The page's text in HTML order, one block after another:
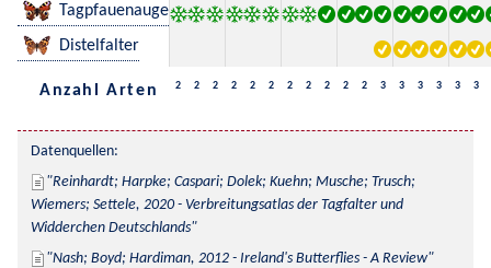
Tagpfauenauge
Distelfalter
Anzahl Arten 2 2 2 2 2 2 2 2 2 2 2 3 3 3 3 3 3
Datenquellen:
Reinhardt; Harpke; Caspari; Dolek; Kuehn; Musche; Trusch;
Wiemers; Settele, 2020 - Verbreitungsatlas der Tagfalter und
Widderchen Deutschlands
Nash; Boyd; Hardiman, 2012 - Ireland's Butterflies - A Review